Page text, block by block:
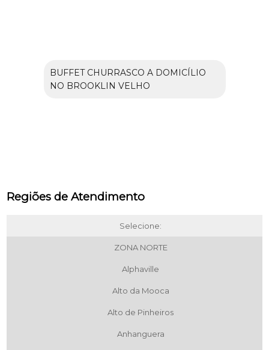
BUFFET CHURRASCO A DOMICÍLIO
NO BROOKLIN VELHO
Regiões de Atendimento
Selecione:
ZONA NORTE
Alphaville
Alto da Mooca
Alto de Pinheiros
Anhanguera